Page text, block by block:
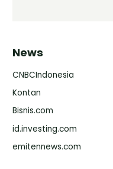
News
CNBCIndonesia
Kontan
Bisnis.com
id.investing.com
emitennews.com